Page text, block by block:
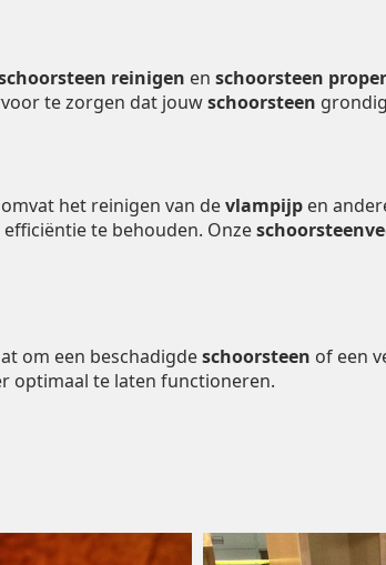
reinigen en schoorsteen
te zorgen dat jouwschoorsteen
het reinigen van devlampijp en
te behouden. Onze
om een beschadigdeschoorsteen of een
optimaal te laten functioneren.